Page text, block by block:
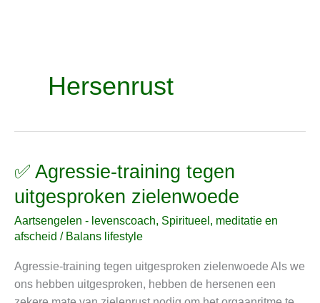
Hersenrust
✅ Agressie-training tegen
uitgesproken zielenwoede
Aartsengelen - levenscoach, Spiritueel, meditatie en
afscheid / Balans lifestyle
Agressie-training tegen uitgesproken zielenwoede Als we
ons hebben uitgesproken, hebben de hersenen een
✅
Agressie-
training
tegen
uitgesproken